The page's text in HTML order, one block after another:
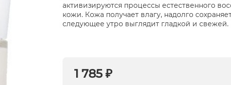
активизируются процессы естественного
кожи. Кожа получает влагу, надолго
следующее утро выглядит гладкой и свежей.
1 785 ₽